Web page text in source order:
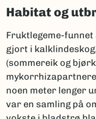
Habitat og
Fruktlegeme-
gjort i
(sommereik og
noen meter lenger
var en samling på